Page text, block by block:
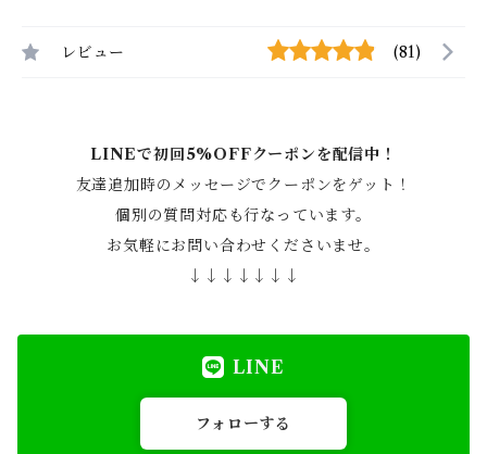
レビュー (81)
LINEで初回5%OFFクーポンを配信中！
友達追加時のメッセージでクーポンをゲット！
個別の質問対応も行なっています。
お気軽にお問い合わせくださいませ。
↓↓↓↓↓↓↓
LINE
フォローする